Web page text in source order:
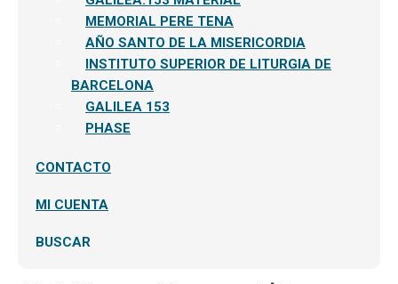
MEMORIAL PERE TENA
AÑO SANTO DE LA MISERICORDIA
INSTITUTO SUPERIOR DE LITURGIA DE
BARCELONA
GALILEA 153
PHASE
CONTACTO
MI CUENTA
BUSCAR